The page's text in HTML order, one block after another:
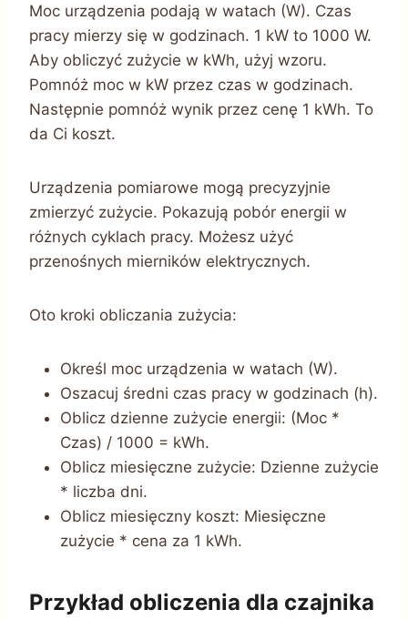
Moc urządzenia podają w watach (W). Czas
pracy mierzy się w godzinach. 1 kW to 1000 W.
Aby obliczyć zużycie w kWh, użyj wzoru.
Pomnóż moc w kW przez czas w godzinach.
Następnie pomnóż wynik przez cenę 1 kWh. To
da Ci koszt.
Urządzenia pomiarowe mogą precyzyjnie
zmierzyć zużycie. Pokazują pobór energii w
różnych cyklach pracy. Możesz użyć
przenośnych mierników elektrycznych.
Oto kroki obliczania zużycia:
Określ moc urządzenia w watach (W).
Oszacuj średni czas pracy w godzinach (h).
Oblicz dzienne zużycie energii: (Moc *
Czas) / 1000 = kWh.
Oblicz miesięczne zużycie: Dzienne zużycie
* liczba dni.
Oblicz miesięczny koszt: Miesięczne
zużycie * cena za 1 kWh.
Przykład obliczenia dla czajnika